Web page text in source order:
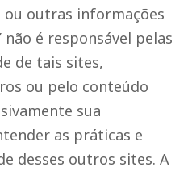
ou outras informações
não é responsável pelas
de tais sites,
ou pelo conteúdo
sua
as práticas e
desses outros sites. A